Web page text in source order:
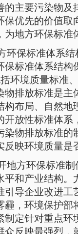
的主要污染物
优先的价值
地方环保标准
环保标准体系
保标准体系结
环境质量标准
排放标准是
布局、自然
开放性标准体
物排放标准
映环境质量是
地方环保标准
和产业结构
导企业改进
霾，环境保护
定针对重点
反映最强烈